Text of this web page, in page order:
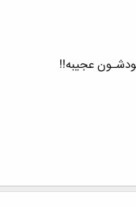
عجیبه!!